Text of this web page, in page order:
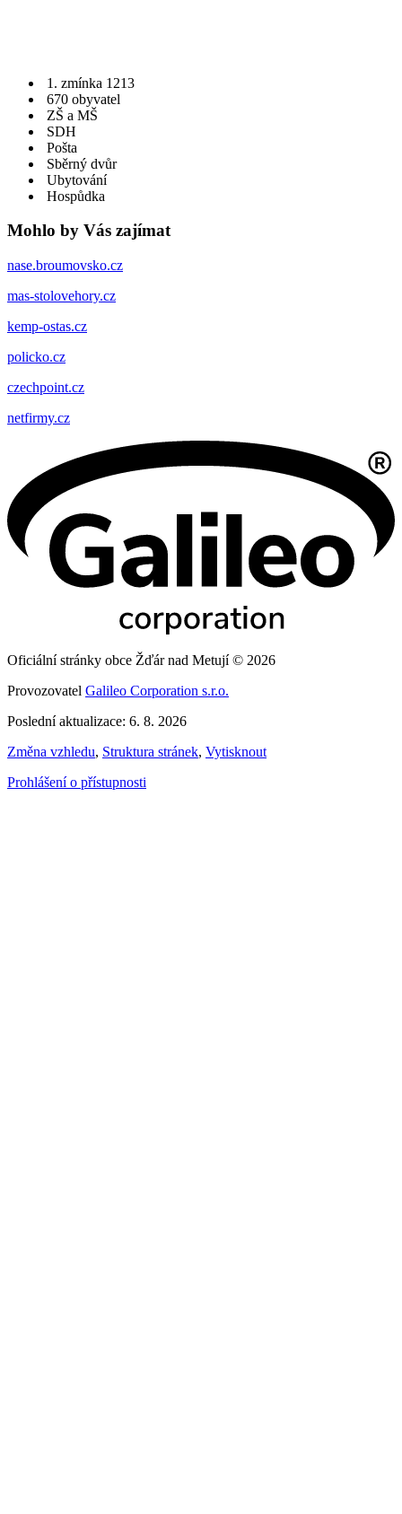
1. zmínka 1213
670 obyvatel
ZŠ a MŠ
SDH
Pošta
Sběrný dvůr
Ubytování
Hospůdka
Mohlo by Vás zajímat
nase.broumovsko.cz
mas-stolovehory.cz
kemp-ostas.cz
policko.cz
czechpoint.cz
netfirmy.cz
Oficiální stránky obce Žďár nad Metují © 2026
Provozovatel Galileo Corporation s.r.o.
Poslední aktualizace: 6. 8. 2026
Změna vzhledu, Struktura stránek, Vytisknout
Prohlášení o přístupnosti